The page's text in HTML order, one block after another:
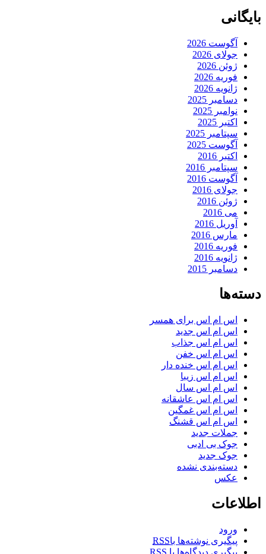
بایگانی
آگوست 2026
جولای 2026
ژوئن 2026
فوریه 2026
ژانویه 2026
دسامبر 2025
نوامبر 2025
اکتبر 2025
سپتامبر 2025
آگوست 2025
اکتبر 2016
سپتامبر 2016
آگوست 2016
جولای 2016
ژوئن 2016
می 2016
آوریل 2016
مارس 2016
فوریه 2016
ژانویه 2016
دسامبر 2015
دسته‌ها
اس ام اس برای همسر
اس ام اس جدید
اس ام اس جذاب
اس ام اس خفن
اس ام اس خنده دار
اس ام اس زیبا
اس ام اس سال
اس ام اس عاشقانه
اس ام اس غمگین
اس ام اس قشنگ
جملات جدید
جوک بی ادبی
جوک جدید
دسته‌بندی نشده
عکس
اطلاعات
ورود
پیگیری نوشته‌ها باRSS